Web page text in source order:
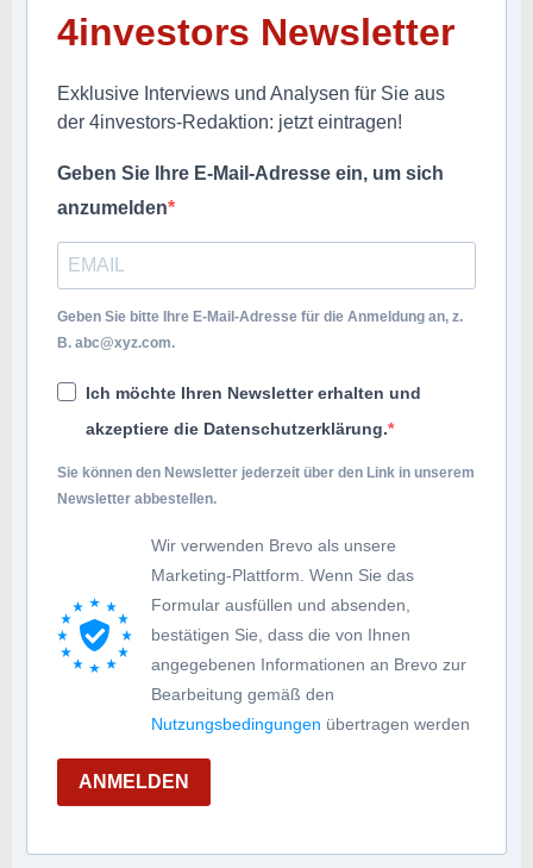
4investors Newsletter
Exklusive Interviews und Analysen für Sie aus
der 4investors-Redaktion: jetzt eintragen!
Geben Sie Ihre E-Mail-Adresse ein, um sich
anzumelden
Geben Sie bitte Ihre E-Mail-Adresse für die Anmeldung an, z.
B. abc@xyz.com.
Ich möchte Ihren Newsletter erhalten und
akzeptiere die Datenschutzerklärung.
Sie können den Newsletter jederzeit über den Link in unserem
Newsletter abbestellen.
Wir verwenden Brevo als unsere
Marketing-Plattform. Wenn Sie das
Formular ausfüllen und absenden,
bestätigen Sie, dass die von Ihnen
angegebenen Informationen an Brevo zur
Bearbeitung gemäß den
Nutzungsbedingungen übertragen werden
ANMELDEN